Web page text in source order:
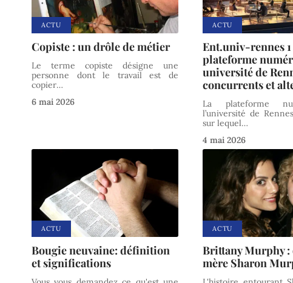
ACTU
Copiste : un drôle de métier
Le terme copiste désigne une
personne dont le travail est de
copier…
6 mai 2026
ACTU
Ent.univ-rennes 1
plateforme
université de
concurrents et
La plateforme
l’université de
sur lequel…
4 mai 2026
ACTU
Bougie neuvaine: définition
et significations
ACTU
Brittany Murphy :
mère Sharon